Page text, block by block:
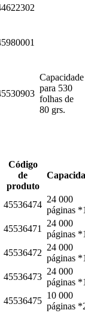
Capacidade
para 530
folhas de
80 grs.
Código
de
produto
45536474
24 000
páginas
45536471
24 000
páginas
45536472
24 000
páginas
45536473
24 000
páginas
45536475
10 000
páginas